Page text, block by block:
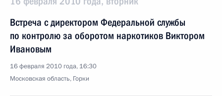
Встреча с директором Федеральной службы
по контролю за оборотом наркотиков Виктором
Ивановым
16 февраля 2010 года, 16:30
Московская область, Горки